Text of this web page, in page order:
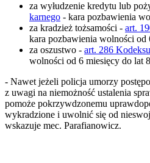
za wyłudzenie kredytu lub
karnego - kara pozbawienia
za kradzież tożsamości - art.
kara pozbawienia wolności od
za oszustwo - art. 286
wolności od 6 miesięcy do lat
- Nawet jeżeli policja umorzy
z uwagi na niemożność ustalenia
pomoże pokrzywdzonemu
wykradzione i uwolnić się od
wskazuje mec. Parafianowicz.